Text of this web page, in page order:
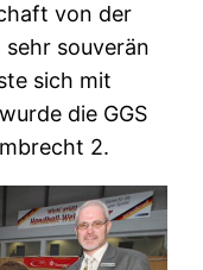
von der
souverän
sich mit
die GGS
2.